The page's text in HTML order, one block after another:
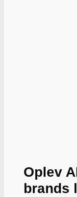
Oplev
brands